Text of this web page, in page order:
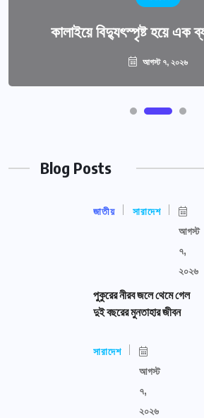
কালাইয়ে বিদ্যুৎস্পৃষ্ট হয়ে এক
আগস্ট ৭, ২০২৬
Blog Posts
জাতীয় সারাদেশ
আগস্ট
৭,
২০২৬
পুকুরের নীরব জলে থেমে গেল
দুই বছরের মুনতাহার জীবন
সারাদেশ
আগস্ট
৭,
২০২৬